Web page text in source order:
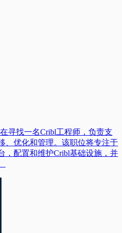
寻找一名Cribl工程师，负责支
、优化和管理。该职位将专注于
，配置和维护Cribl基础设施，并